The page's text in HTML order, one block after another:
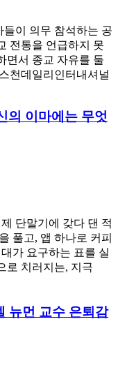
이 의무 참석하는 공
전통을 언급하지 못
면서 종교 자유를 둘
천데일리인터내셔널
의 이마에는 무엇
단말기에 갖다 댄 적
풀고, 앱 하나로 커피
가 요구하는 표를 실
로 치러지는, 지극
뉴먼 교수 은퇴감